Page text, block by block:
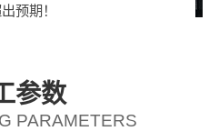
预期！
参数
PARAMETERS